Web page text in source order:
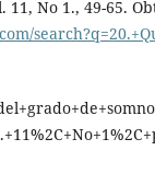
11, No 1., 49-65.